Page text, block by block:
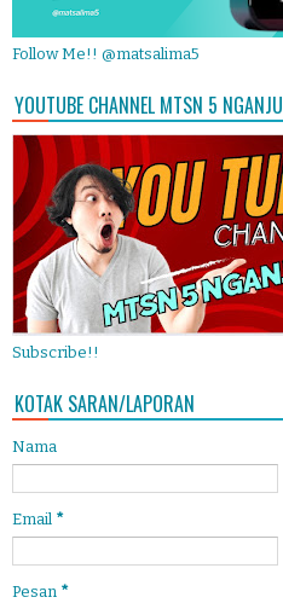
Follow Me!! @matsalima5
YOUTUBE CHANNEL MTSN 5
Subscribe!!
KOTAK SARAN/LAPORAN
Nama
Email *
Pesan *